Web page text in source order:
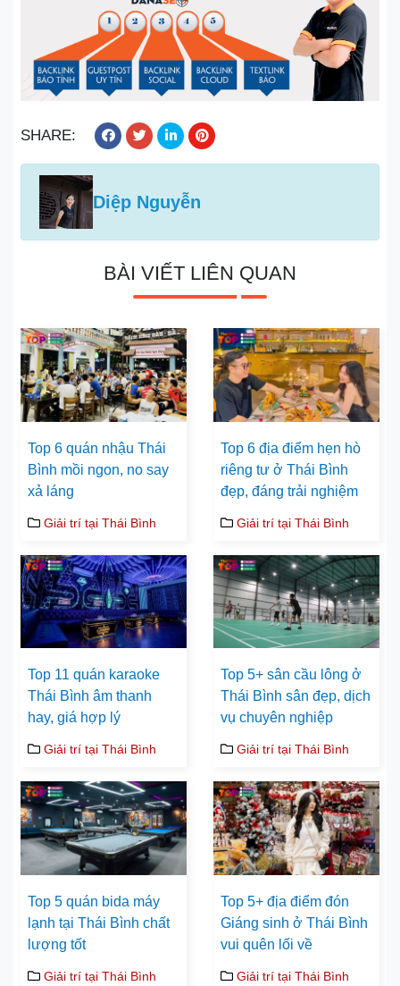
SHARE:
Diệp Nguyễn
BÀI VIẾT LIÊN QUAN
Top 6 quán nhậu Thái
Bình mồi ngon, no say
xả láng
Giải trí tại Thái Bình
Top 6 địa điểm hẹn hò
riêng tư ở Thái Bình
đẹp, đáng trải nghiệm
Giải trí tại Thái Bình
Top 11 quán karaoke
Thái Bình âm thanh
hay, giá hợp lý
Giải trí tại Thái Bình
Top 5+ sân cầu lông ở
Thái Bình sân đẹp, dịch
vụ chuyên nghiệp
Giải trí tại Thái Bình
Top 5 quán bida máy
lạnh tại Thái Bình chất
lượng tốt
Giải trí tại Thái Bình
Top 5+ địa điểm đón
Giáng sinh ở Thái Bình
vui quên lối về
Giải trí tại Thái Bình